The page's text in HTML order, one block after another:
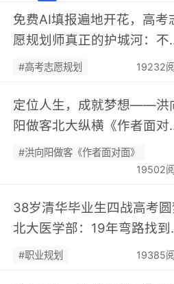
免费AI填报遍地开花，高考
愿规划师真正的护城河：不
数据，靠“人”…
#高考志愿规划 19232
定位人生，成就梦想——洪
阳做客北大纵横《作者面对
面》开展职业规划专题分享…
#洪向阳做客《作者面对面》
19502
38岁清华毕业生四战高考圆
北大医学部：19年弯路找到
身热爱，可幸又可惜！…
#职业规划 19385